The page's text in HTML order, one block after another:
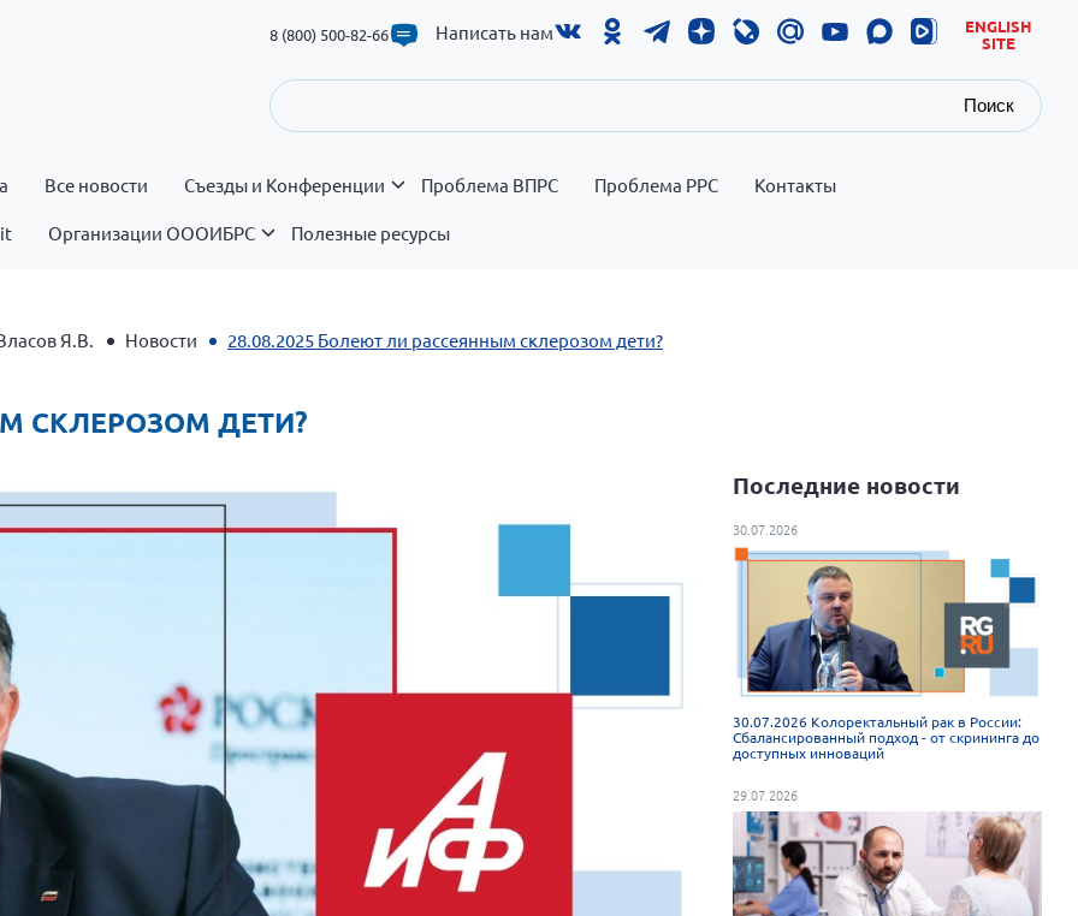
8 (800) 500-82-66 Написать нам
ENGLISH
SITE
Поиск
Все новости Съезды и Конференции Проблема ВПРС Проблема РРС Контакты
Организации ОООИБРС Полезные ресурсы
Я.В. Новости 28.08.2025 Болеют ли рассеянным склерозом дети?
СКЛЕРОЗОМ ДЕТИ?
Последние новости
30.07.2026
30.07.2026 Колоректальный рак в России:
Сбалансированный подход - от скрининга до
доступных инноваций
29.07.2026